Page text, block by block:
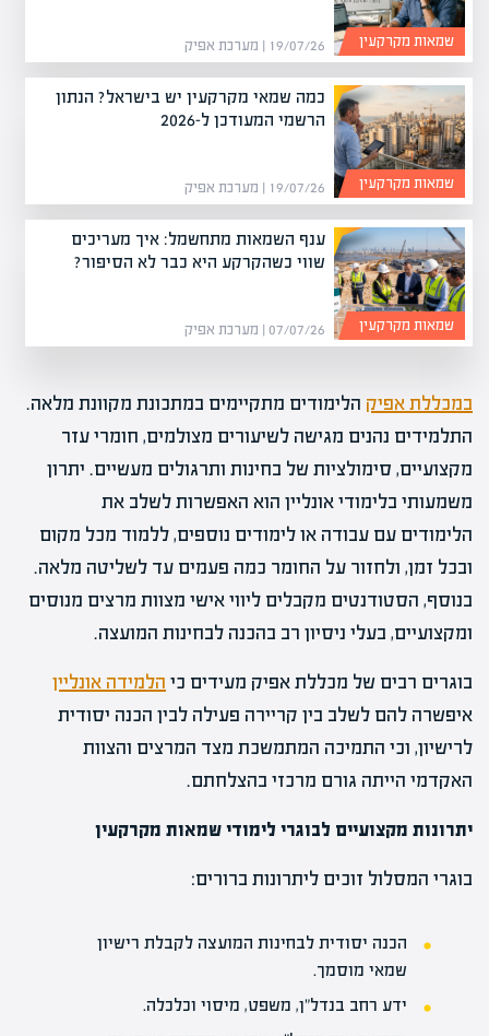
19/07/26 | מערכת אפיק שמאות מקרקעין
כמה שמאי מקרקעין יש בישראל? הנתון
הרשמי המעודכן ל-2026
19/07/26 | מערכת אפיק שמאות מקרקעין
ענף השמאות מתחשמל: איך מעריכים
שווי כשהקרקע היא כבר לא הסיפור?
07/07/26 | מערכת אפיק שמאות מקרקעין
במכללת אפיק הלימודים מתקיימים במתכונת מקוונת מלאה.
התלמידים נהנים מגישה לשיעורים מצולמים, חומרי עזר
מקצועיים, סימולציות של בחינות ותרגולים מעשיים. יתרון
משמעותי בלימודי אונליין הוא האפשרות לשלב את
הלימודים עם עבודה או לימודים נוספים, ללמוד מכל מקום
ובכל זמן, ולחזור על החומר כמה פעמים עד לשליטה מלאה.
בנוסף, הסטודנטים מקבלים ליווי אישי מצוות מרצים מנוסים
ומקצועיים, בעלי ניסיון רב בהכנה לבחינות המועצה.
בוגרים רבים של מכללת אפיק מעידים כי הלמידה אונליין
איפשרה להם לשלב בין קריירה פעילה לבין הכנה יסודית
לרישיון, וכי התמיכה המתמשכת מצד המרצים והצוות
האקדמי הייתה גורם מרכזי בהצלחתם.
יתרונות מקצועיים לבוגרי לימודי שמאות מקרקעין
בוגרי המסלול זוכים ליתרונות ברורים:
הכנה יסודית לבחינות המועצה לקבלת רישיון
שמאי מוסמך.
ידע רחב בנדל"ן, משפט, מיסוי וכלכלה.